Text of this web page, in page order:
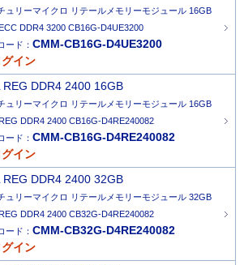
ュリーマイクロ リテールメモリーモジュール 16GB
DDR4 3200 CB16G-D4UE3200
ード： CMM-CB16G-D4UE3200
イン
REG DDR4 2400 16GB
ュリーマイクロ リテールメモリーモジュール 16GB
DDR4 2400 CB16G-D4RE240082
ード： CMM-CB16G-D4RE240082
イン
REG DDR4 2400 32GB
ュリーマイクロ リテールメモリーモジュール 32GB
DDR4 2400 CB32G-D4RE240082
ード： CMM-CB32G-D4RE240082
イン